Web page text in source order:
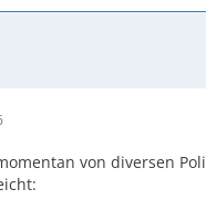
von diversen